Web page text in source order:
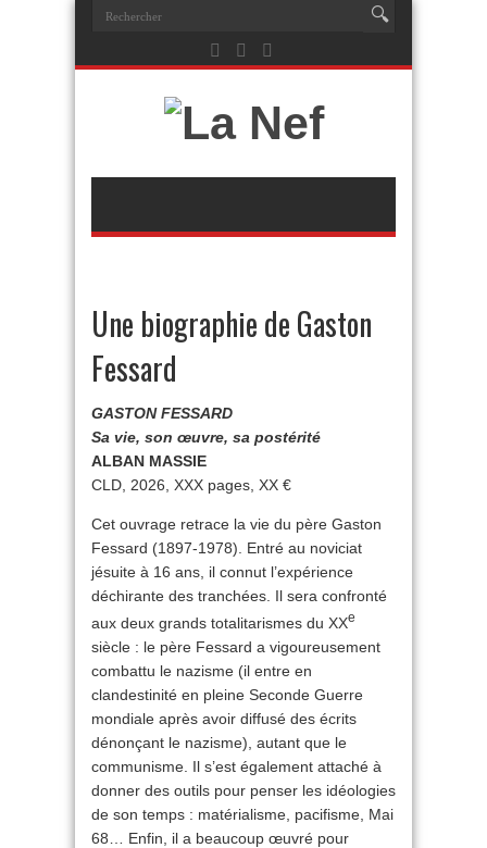
Une biographie de Gaston
Fessard
GASTON FESSARD
Sa vie, son œuvre, sa postérité
ALBAN MASSIE
CLD, 2026, XXX pages, XX €
Cet ouvrage retrace la vie du père Gaston
Fessard (1897-1978). Entré au noviciat
jésuite à 16 ans, il connut l’expérience
déchirante des tranchées. Il sera confronté
aux deux grands totalitarismes du XXe
siècle : le père Fessard a vigoureusement
combattu le nazisme (il entre en
clandestinité en pleine Seconde Guerre
mondiale après avoir diffusé des écrits
dénonçant le nazisme), autant que le
communisme. Il s’est également attaché à
donner des outils pour penser les idéologies
de son temps : matérialisme, pacifisme, Mai
68… Enfin, il a beaucoup œuvré pour